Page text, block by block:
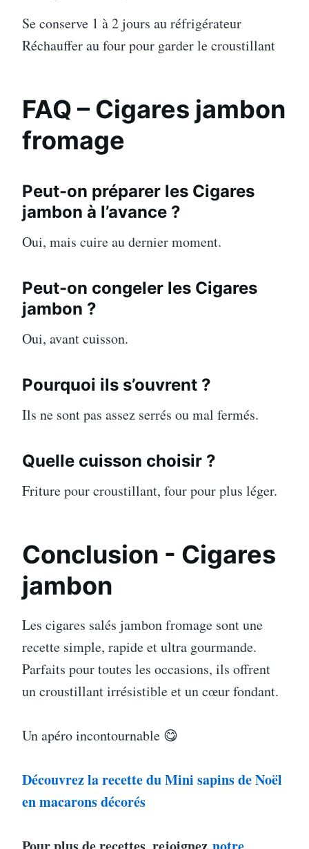
Se conserve 1 à 2 jours au réfrigérateur
Réchauffer au four pour garder le croustillant
FAQ – Cigares jambon
fromage
Peut-on préparer les Cigares
jambon à l’avance ?
Oui, mais cuire au dernier moment.
Peut-on congeler les Cigares
jambon ?
Oui, avant cuisson.
Pourquoi ils s’ouvrent ?
Ils ne sont pas assez serrés ou mal fermés.
Quelle cuisson choisir ?
Friture pour croustillant, four pour plus léger.
Conclusion - Cigares
jambon
Les cigares salés jambon fromage sont une
recette simple, rapide et ultra gourmande.
Parfaits pour toutes les occasions, ils offrent
un croustillant irrésistible et un cœur fondant.
Un apéro incontournable 😋
Découvrez la recette du Mini sapins de Noël
en macarons décorés